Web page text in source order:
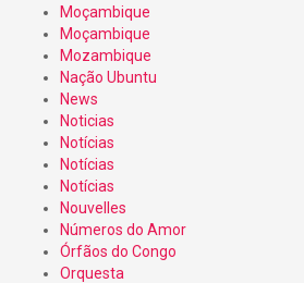
Moçambique
Moçambique
Mozambique
Nação Ubuntu
News
Noticias
Notícias
Notícias
Notícias
Nouvelles
Números do Amor
Órfãos do Congo
Orquesta